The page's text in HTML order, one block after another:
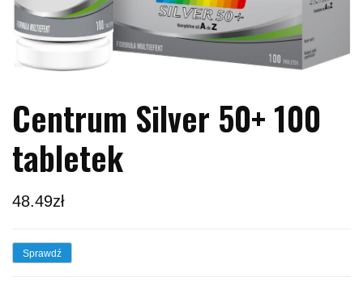
Centrum Silver 50+ 100
tabletek
48.49zł
Sprawdź